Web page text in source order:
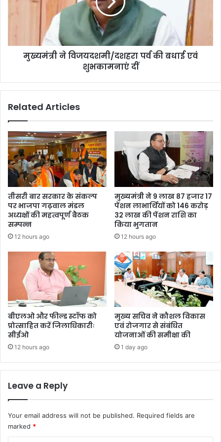
मुख्यमंत्री ने विजयदशमी/दशहरा पर्व की बधाई एवं
शुभकामनाएं दीं
Related Articles
तीसरी बार सरकार के संकल्प
पर भाजपा गढ़वाल मंडल
अध्यक्षों की महत्वपूर्ण बैठक
सम्पन्न
12 hours ago
मुख्यमंत्री ने 9 लाख 87 हजार 17
पेंशन लाभार्थियों को 146 करोड़
32 लाख की पेंशन राशि का
किया भुगतान
12 hours ago
बीएलओ और फील्ड स्टॉफ को
प्रोत्साहित करें जिलाधिकारीः
सीईओ
12 hours ago
मुख्य सचिव ने कौशल विकास
एवं रोजगार से संबंधित
योजनाओं की समीक्षा की
1 day ago
Leave a Reply
Your email address will not be published. Required fields are
marked *